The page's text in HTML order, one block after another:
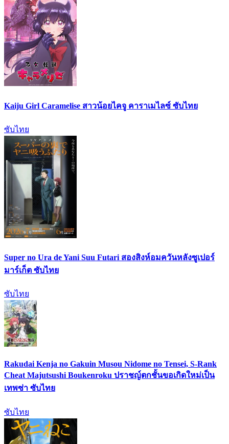
Kaiju Girl Caramelise สาวน้อยไคจู คาราเมไลซ์ ซับไทย
ซับไทย
Super no Ura de Yani Suu Futari สองสิงห์อมควันหลังซูเปอร์
มาร์เก็ต ซับไทย
ซับไทย
Rakudai Kenja no Gakuin Musou Nidome no Tensei, S-Rank
Cheat Majutsushi Boukenroku ปราชญ์ตกชั้นขอเกิดใหม่เป็น
เทพซ่า ซับไทย
ซับไทย